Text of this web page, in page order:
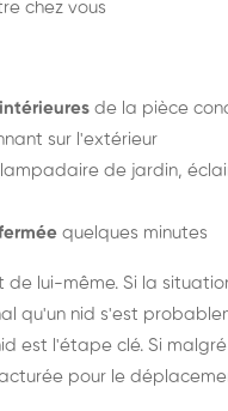
chez vous
de la pièce
sur l'extérieur
de jardin,
quelques minutes
de lui-même. Si la
qu'un nid s'est
est l'étape clé. Si
pour le